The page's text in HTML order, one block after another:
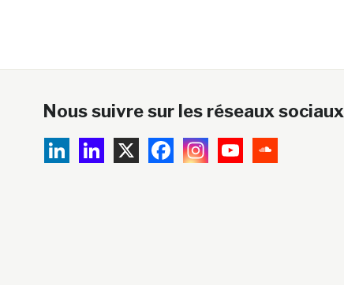
Nous suivre sur les réseaux sociaux